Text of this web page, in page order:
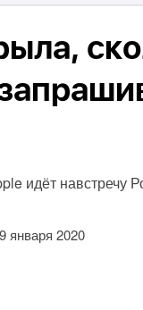
идёт навстречу
января 2020